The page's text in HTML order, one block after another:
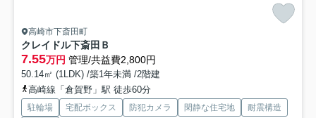
高崎市下斎田町
クレイドル下斎田Ｂ
7.55万円 管理/共益費2,800円
50.14㎡ (1LDK) /築1年未満 /2階建
高崎線「倉賀野」駅 徒歩60分
駐輪場 宅配ボックス 防犯カメラ 閑静な住宅地
耐震構造